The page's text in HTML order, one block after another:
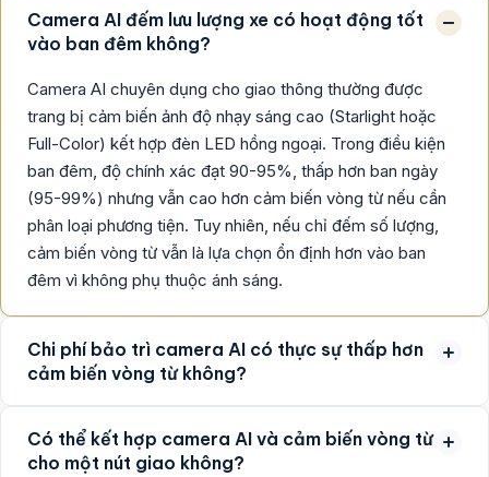
Camera AI đếm lưu lượng xe có hoạt động tốt
vào ban đêm không?
Camera AI chuyên dụng cho giao thông thường được
trang bị cảm biến ảnh độ nhạy sáng cao (Starlight hoặc
Full-Color) kết hợp đèn LED hồng ngoại. Trong điều kiện
ban đêm, độ chính xác đạt 90-95%, thấp hơn ban ngày
(95-99%) nhưng vẫn cao hơn cảm biến vòng từ nếu cần
phân loại phương tiện. Tuy nhiên, nếu chỉ đếm số lượng,
cảm biến vòng từ vẫn là lựa chọn ổn định hơn vào ban
đêm vì không phụ thuộc ánh sáng.
Chi phí bảo trì camera AI có thực sự thấp hơn
cảm biến vòng từ không?
Có thể kết hợp camera AI và cảm biến vòng từ
cho một nút giao không?